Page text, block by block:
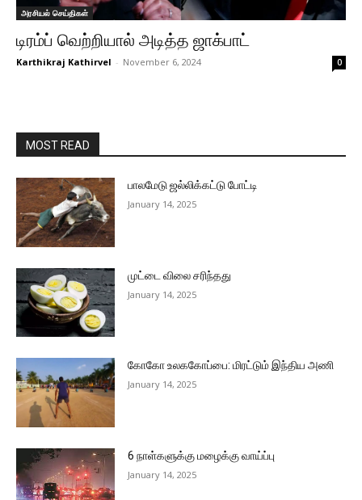
அரசியல் செய்திகள்
டிரம்ப் வெற்றியால் அடித்த ஜாக்பாட்
Karthikraj Kathirvel - November 6, 2024 0
MOST READ
பாலமேடு ஜல்லிக்கட்டு போட்டி
January 14, 2025
முட்டை விலை சரிந்தது
January 14, 2025
கோகோ உலககோப்பை: மிரட்டும் இந்திய அணி
January 14, 2025
6 நாள்களுக்கு மழைக்கு வாய்ப்பு
January 14, 2025